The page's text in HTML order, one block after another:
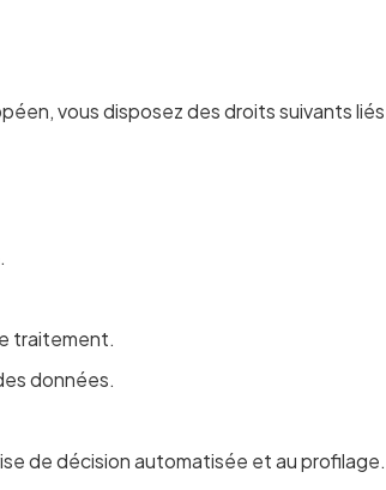
vous disposez des droits suivants
traitement.
données.
de décision automatisée et au profilage.